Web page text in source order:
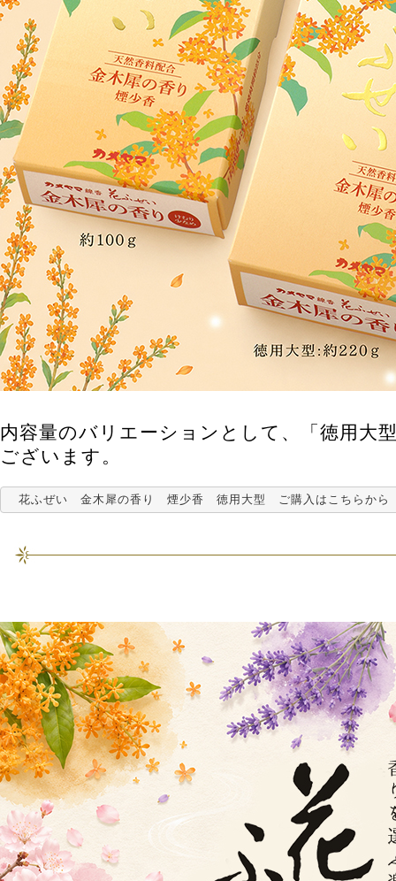
内容量のバリエーションとして、「徳用大
ございます。
花ふぜい 金木犀の香り 煙少香 徳用大型 ご購入はこちらから